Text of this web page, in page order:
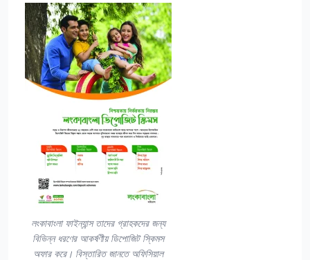
লংকাবাংলা ফাইন্যান্স তাদের গ্রাহকদের জন্য
বিভিন্ন ধরণের আকর্ষণীয় ডিপোজিট স্কিমস
অফার করে। বিস্তারিত জানতে অফিসিয়াল